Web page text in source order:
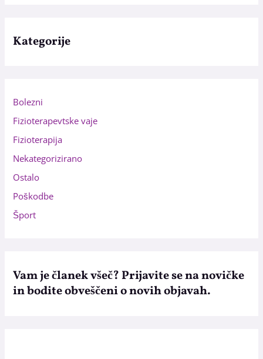
Kategorije
Bolezni
Fizioterapevtske vaje
Fizioterapija
Nekategorizirano
Ostalo
Poškodbe
Šport
Vam je članek všeč? Prijavite se na novičke
in bodite obveščeni o novih objavah.